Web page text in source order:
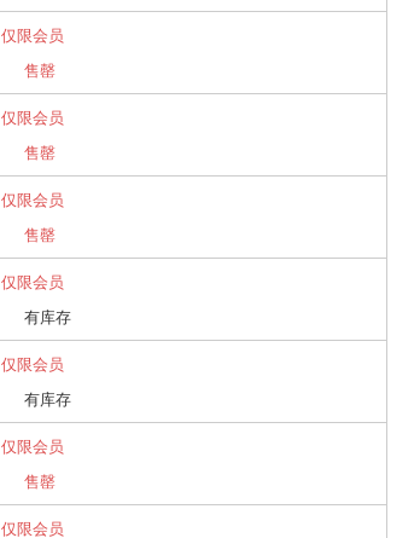
仅限会员
售罄
仅限会员
售罄
仅限会员
售罄
仅限会员
有库存
仅限会员
有库存
仅限会员
售罄
仅限会员